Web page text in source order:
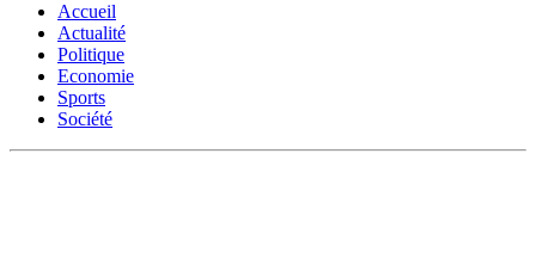
Accueil
Actualité
Politique
Economie
Sports
Société